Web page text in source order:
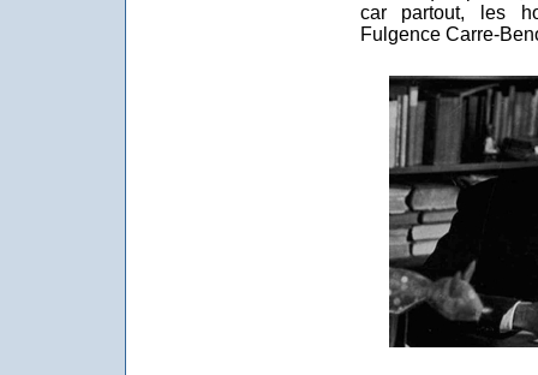
car partout, les
Fulgence Carre-